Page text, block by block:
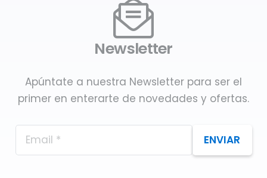
Newsletter
Apúntate a nuestra Newsletter para ser el
primer en enterarte de novedades y ofertas.
ENVIAR